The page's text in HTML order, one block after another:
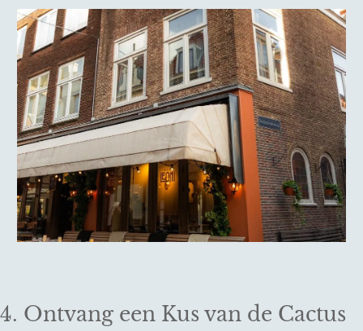
4. Ontvang een Kus van de Cactus